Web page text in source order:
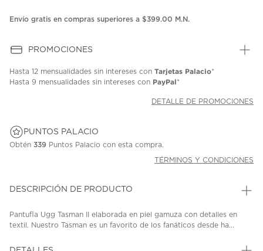
Envío gratis en compras superiores a $399.00 M.N.
PROMOCIONES
Hasta 12 mensualidades sin intereses con Tarjetas Palacio*
Hasta 9 mensualidades sin intereses con PayPal*
DETALLE DE PROMOCIONES
PUNTOS PALACIO
Obtén 339 Puntos Palacio con esta compra.
TÉRMINOS Y CONDICIONES
DESCRIPCIÓN DE PRODUCTO
Pantufla Ugg Tasman II elaborada en piel gamuza con detalles en
textil. Nuestro Tasman es un favorito de los fanáticos desde ha...